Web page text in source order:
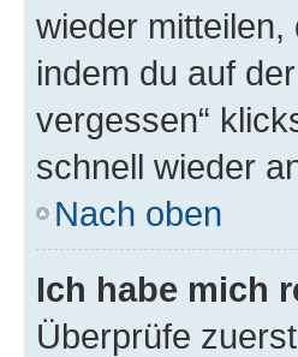
wieder
indem du auf
vergessen“
schnell wieder
Nach oben
Ich habe mich
Überprüfe